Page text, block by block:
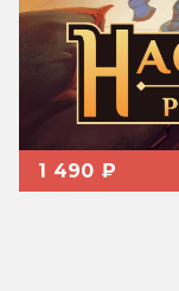
1 490 ₽